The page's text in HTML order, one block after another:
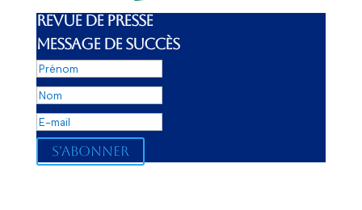
REVUE DE PRESSE
MESSAGE DE SUCCÈS
S'abonner